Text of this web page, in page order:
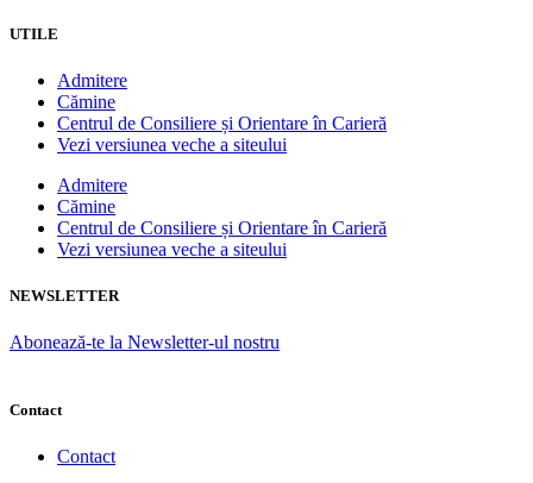
UTILE
Admitere
Cămine
Centrul de Consiliere și Orientare în Carieră
Vezi versiunea veche a siteului
Admitere
Cămine
Centrul de Consiliere și Orientare în Carieră
Vezi versiunea veche a siteului
NEWSLETTER
Abonează-te la Newsletter-ul nostru
Contact
Contact